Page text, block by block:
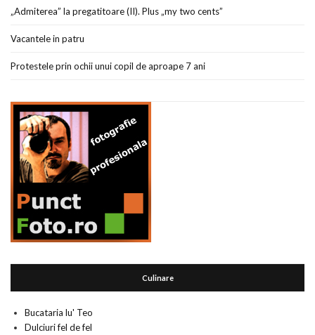
„Admiterea” la pregatitoare (II). Plus „my two cents”
Vacantele in patru
Protestele prin ochii unui copil de aproape 7 ani
Culinare
Bucataria lu' Teo
Dulciuri fel de fel